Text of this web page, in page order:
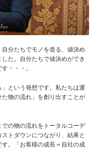
分たちでモノを造る、値決め
た。自分たちで値決めができ
・・・。
という発想です。私たちは運
物の流れ」を創り出すことが
の物の流れをトータルコーデ
トダウンにつながり、結果と
。「お客様の成長＝自社の成